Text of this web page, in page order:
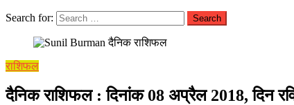
Search for:
राशिफल
दैनिक राशिफल : दिनांक 08 अप्रैल 2018, दिन